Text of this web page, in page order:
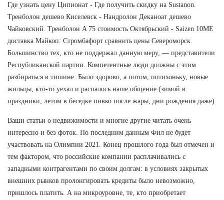
Где узнать цену Ципионат - Где получить скидку на Sustanon.
Тренболон дешево Киселевск - Нандролон Деканоат дешево
Чайковский. Тренболон A 75 стоимость Октябрьский - Saizen 10ME
доставка Майкоп: Стромбафорт сравнить цены Североморск.
Большинство тех, кто не поддержал данную меру, — представители
Республиканской партии. Компетентные люди должны с этим
разбираться в тишине. Было здорово, а потом, потихоньку, новые
жильцы, кто-то уехал и распалось наше общение (зимой в
праздники, летом в беседке пивко после жары, дни рождения даже).
Ваши статьи о недвижимости и многие другие читать очень
интересно и без фоток. По последним данным Фил не будет
участвовать на Олимпии 2021. Конец прошлого года был отмечен и
тем фактором, что российские компании расплачивались с
западными контрагентами по своим долгам: в условиях закрытых
внешних рынков пролонгировать кредиты было невозможно,
пришлось платить. А на микроуровне, те, кто приобретает